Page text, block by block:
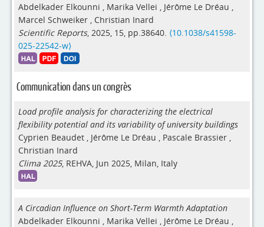
Abdelkader Elkounni , Marika Vellei , Jérôme Le Dréau ,
Marcel Schweiker , Christian Inard
Scientific Reports, 2025, 15, pp.38640. ⟨10.1038/s41598-
025-22542-w⟩
Communication dans un congrès
Load profile analysis for characterizing the electrical
flexibility potential and its variability of university buildings
Cyprien Beaudet , Jérôme Le Dréau , Pascale Brassier ,
Christian Inard
Clima 2025, REHVA, Jun 2025, Milan, Italy
A Circadian Influence on Short-Term Warmth Adaptation
Abdelkader Elkounni , Marika Vellei , Jérôme Le Dréau ,